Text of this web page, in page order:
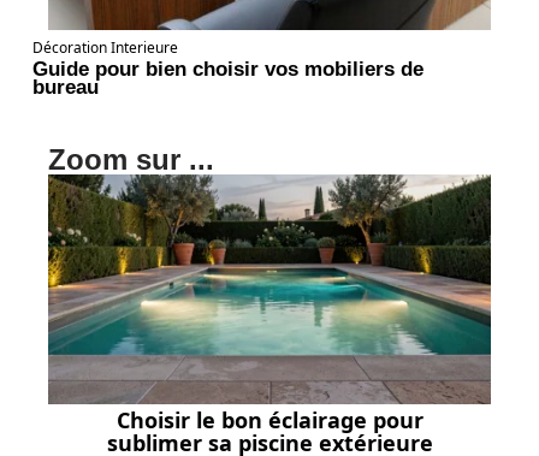
Décoration Interieure
Guide pour bien choisir vos mobiliers de
bureau
Zoom sur ...
Choisir le bon éclairage pour
sublimer sa piscine extérieure